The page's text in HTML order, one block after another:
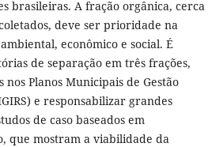
brasileiras. A fração orgânica, cerca
deve ser prioridade na
econômico e social. É
de separação em três frações,
Planos Municipais de Gestão
e responsabilizar grandes
de caso baseados em
que mostram a viabilidade da